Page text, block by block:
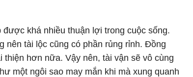
được khá nhiều thuận lợi trong cuộc sống.
nên tài lộc cũng có phần rủng rỉnh. Đồng
hơn nữa. Vậy nên, tài vận sẽ vô cùng
một ngôi sao may mắn khi mà xung quanh